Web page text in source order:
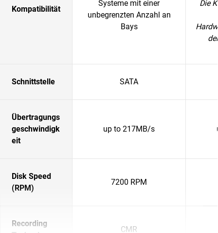
Kompatibilität
Systeme mit einer
unbegrenzten Anzahl an
Bays
Die
Schnittstelle SATA
Übertragungs
geschwindigk
eit
up to 217MB/s
Disk Speed
(RPM)
7200 RPM
Recording
CMR